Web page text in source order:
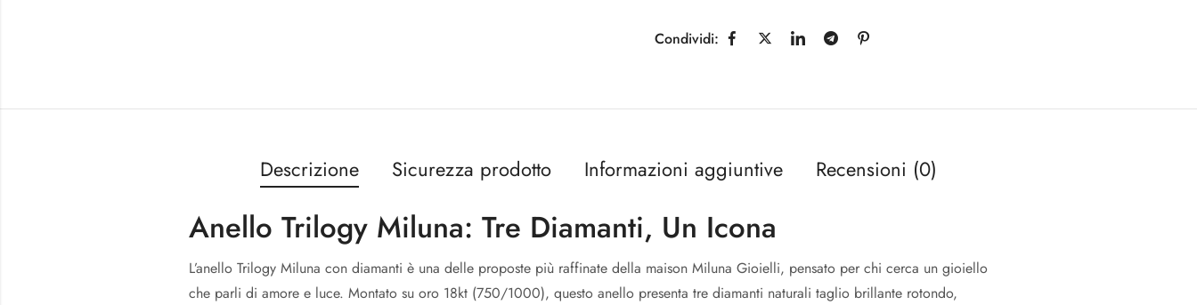
Condividi:
Descrizione Sicurezza prodotto Informazioni aggiuntive Recensioni (0)
Anello Trilogy Miluna: Tre Diamanti, Un Icona
L’anello Trilogy Miluna con diamanti è una delle proposte più raffinate della maison Miluna Gioielli, pensato per chi cerca un gioiello
che parli di amore e luce. Montato su oro 18kt (750/1000), questo anello presenta tre diamanti naturali taglio brillante rotondo,